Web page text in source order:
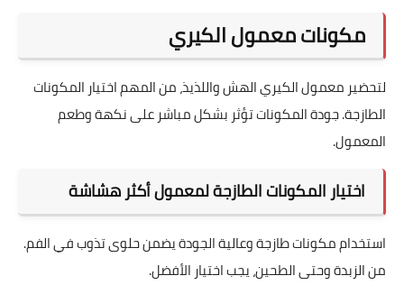
مكونات معمول الكيري
لتحضير معمول الكيري الهش واللذيذ، من المهم اختيار المكونات
الطازجة. جودة المكونات تؤثر بشكل مباشر على نكهة وطعم
المعمول.
اختيار المكونات الطازجة لمعمول أكثر هشاشة
استخدام مكونات طازجة وعالية الجودة يضمن حلوى تذوب في الفم.
من الزبدة وحتى الطحين، يجب اختيار الأفضل.